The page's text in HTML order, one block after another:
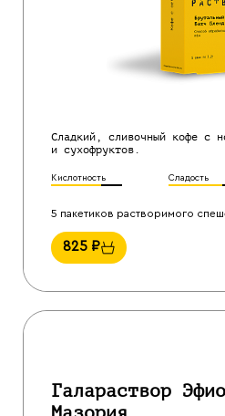
Сладкий, сливочный кофе с
и сухофруктов.
Кислотность Сладость
5 пакетиков растворимого
825 ₽
Галараствор